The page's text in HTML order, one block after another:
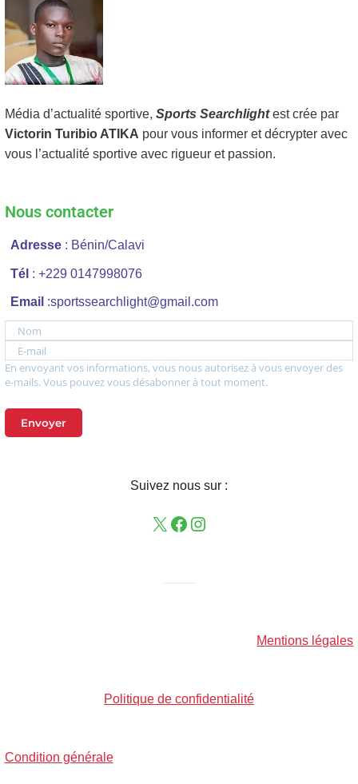
Média d’actualité sportive, Sports Searchlightest crée par
Victorin Turibio ATIKA pour vous informer et décrypter avec
vous l’actualité sportive avec rigueur et passion.
Nous contacter
Adresse : Bénin/Calavi
Tél : +229 0147998076
Email :sportssearchlight@gmail.com
Nom
E-mail
En envoyant vos informations, vous nous autorisez à vous envoyer des
e-mails. Vous pouvez vous désabonner à tout moment.
Envoyer
Suivez nous sur :
Mentions légales
Politique de confidentialité
Condition générale